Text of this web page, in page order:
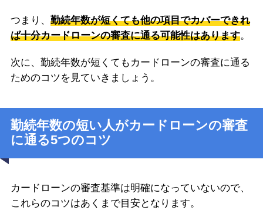
つまり、 勤続年数が短くても他の項目でカバーできれ
ば十分カードローンの審査に通る可能性はあります。
次に、勤続年数が短くてもカードローンの審査に通る
ためのコツを見ていきましょう。
勤続年数の短い人がカードローンの審査
に通る5つのコツ
カードローンの審査基準は明確になっていないので、
これらのコツはあくまで目安となります。